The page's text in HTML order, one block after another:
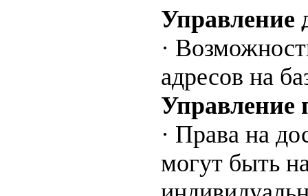
Управление
·
адресов на
Управление
· Права на
могут быть